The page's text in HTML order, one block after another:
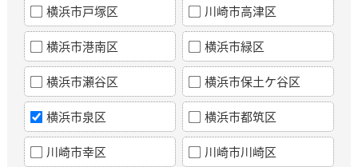
横浜市戸塚区 川崎市高津区
横浜市港南区 横浜市緑区
横浜市瀬谷区 横浜市保土ケ谷区
横浜市泉区 横浜市都筑区
川崎市幸区 川崎市川崎区